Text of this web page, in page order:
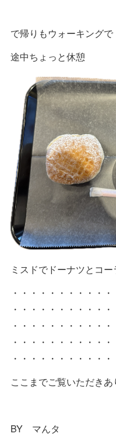
で帰りもウォーキングで
途中ちょっと休憩
ミスドでドーナツとコー
・・・・・・・・・・
・・・・・・・・・・
・・・・・・・・・・
・・・・・・・・・・
・・・・・・・・・・・
ここまでご覧いただきあ
BY マんタ